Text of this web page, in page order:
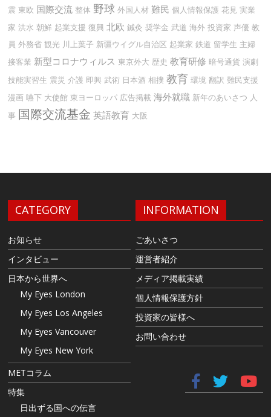
震 東欧 国際交流 整体 野球 外国人材 難民 個人情報保護 花見 実業
家 洪水 朝鮮 起業支援 復興 北欧 鍼灸 奨学金 武道 海外 投資家 声優 教
員 外務省 観光 川上葉子 新疆ウイグル自治区 起業家 鉄道 留学生 主婦
接客業 新型コロナウィルス 東京外大 歴史 教育研修 暗号通貨 演劇
技能実習生 震災 介護 即興 武術 日本酒 相撲 教育 環境 翻訳 難民支援
漫画 嚥下 大使館 東ヨーロッパ 広告掲載 海外就職 新年のあいさつ 人
事 国際交流基金 英語教育 大阪
CATEGORY
お知らせ
インタビュー
日本から世界へ
My Eyes London
My Eyes Los Angeles
My Eyes Vancouver
My Eyes New York
METコラム
特集
日出ずる国への伝言
INFORMATION
ごあいさつ
運営者紹介
メディア掲載実績
個人情報保護方針
投資家の皆様へ
お問い合わせ